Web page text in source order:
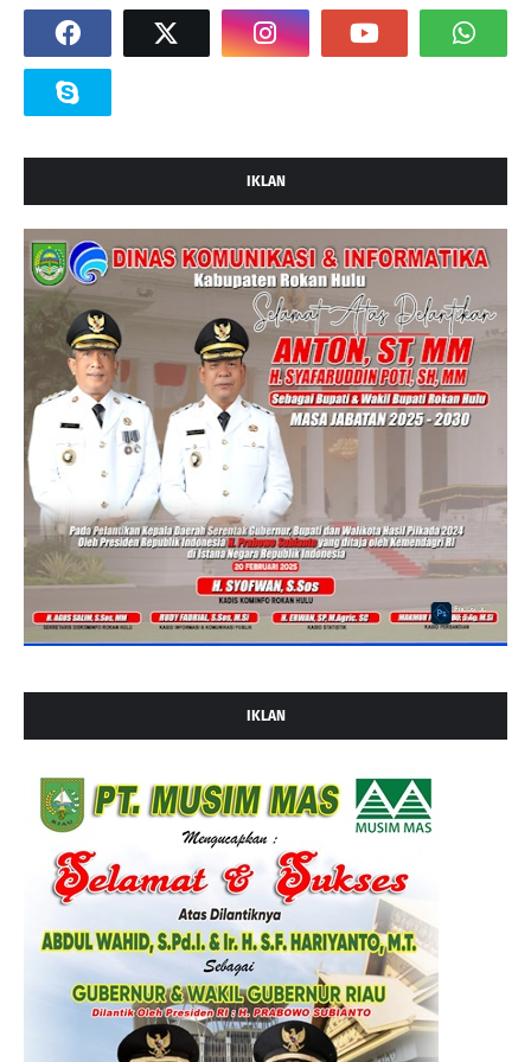
IKLAN
IKLAN